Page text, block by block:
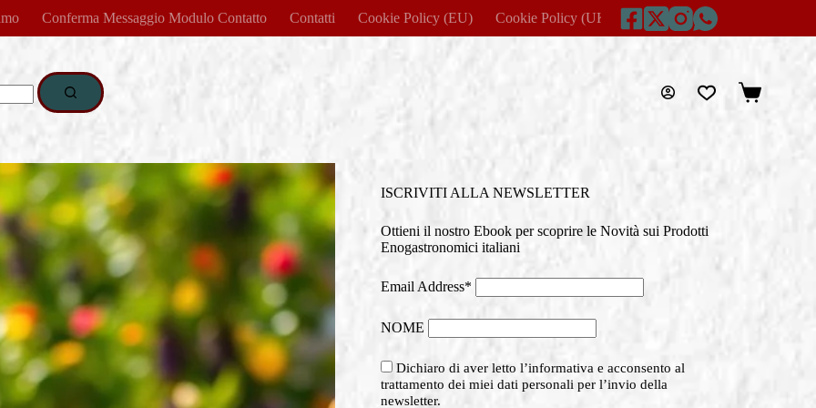
Conferma Messaggio Modulo Contatto Contatti Cookie Policy (EU) Cookie Policy (UK) Disclaimer
Carrello
ISCRIVITI ALLA NEWSLETTER
Ottieni il nostro Ebook per scoprire le Novità sui Prodotti
Enogastronomici italiani
Email Address*
NOME
Dichiaro di aver letto l’informativa e acconsento al
trattamento dei miei dati personali per l’invio della
newsletter.